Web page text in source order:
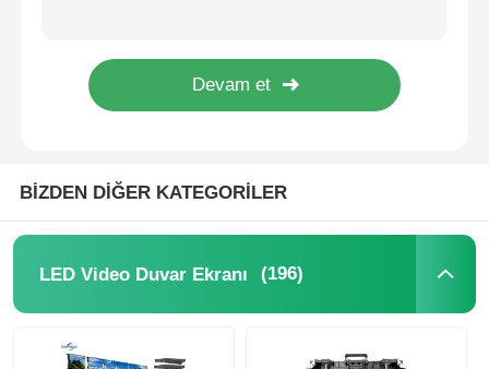
Bir İndirim İste
LED ekran ekranı
konser led ekranı
BİZDEN DİĞER KATEGORİLER
LED Video Duvar Ekranı (196)